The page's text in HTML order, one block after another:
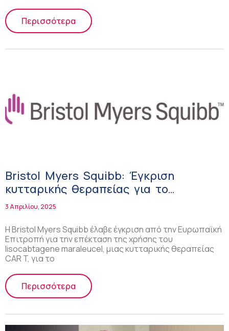
Περισσότερα
Bristol Myers Squibb: Έγκριση
κυτταρικής θεραπείας για το
λέμφωμα!
3 Απριλίου, 2025
Η Bristol Myers Squibb έλαβε έγκριση από την Ευρωπαϊκή
Επιτροπή για την επέκταση της χρήσης του
lisocabtagene maraleucel, μιας κυτταρικής θεραπείας
CAR T, για το
Περισσότερα